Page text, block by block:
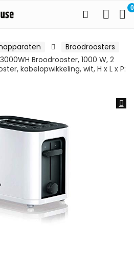
0
Broodroosters
Broodrooster, 1000 W, 2
kabelopwikkeling, wit, H x L x P: